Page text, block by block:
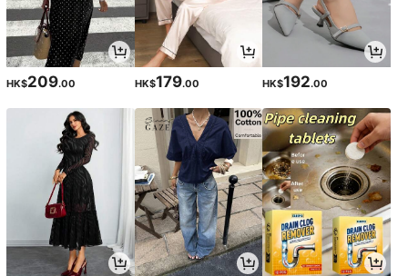
HK$209.00 HK$179.00 HK$192.00